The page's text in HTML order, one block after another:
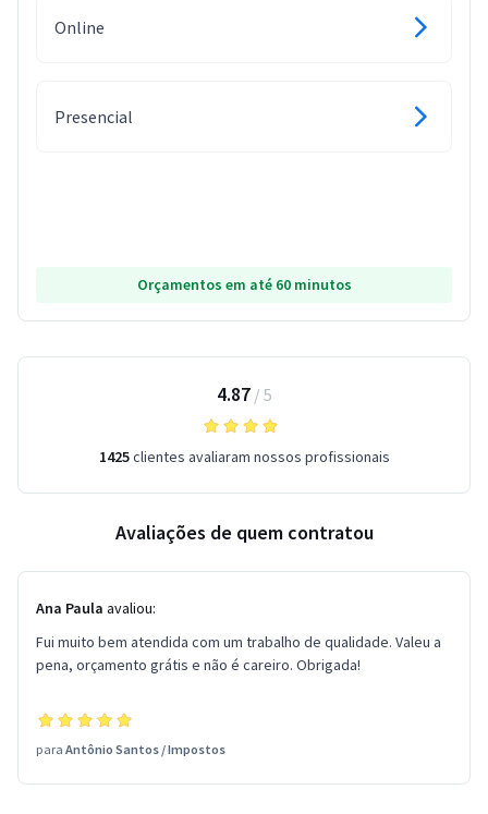
Online
Presencial
Orçamentos em até 60 minutos
4.87/ 5
1425clientes avaliaram nossos profissionais
Avaliações de quem contratou
Ana Paula avaliou:
Fui muito bem atendida com um trabalho de qualidade. Valeu a
pena, orçamento grátis e não é careiro. Obrigada!
para Antônio Santos /Impostos